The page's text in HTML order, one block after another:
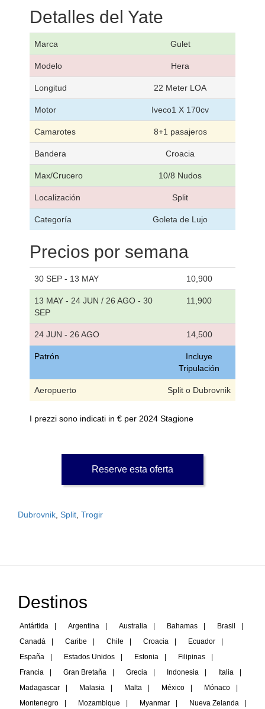
Detalles del Yate
Marca Gulet
Modelo Hera
Longitud 22 Meter LOA
Motor Iveco1 X 170cv
Camarotes 8+1 pasajeros
Bandera Croacia
Max/Crucero 10/8 Nudos
Localización Split
Categoría Goleta de Lujo
Precios por semana
30 SEP - 13 MAY 10,900
13 MAY - 24 JUN / 26 AGO - 30
SEP
11,900
24 JUN - 26 AGO 14,500
Patrón
Incluye
Tripulación
Aeropuerto Split o Dubrovnik
I prezzi sono indicati in € per 2024 Stagione
Reserve esta oferta
Dubrovnik Split Trogir
Destinos
Antártida | Argentina | Australia | Bahamas | Brasil
|
Canadá
| Caribe | Chile | Croacia | Ecuador
|
España
| Estados Unidos | Estonia | Filipinas
|
Francia
| Gran Bretaña | Grecia | Indonesia | Italia
|
Madagascar
| Malasia | Malta | México | Mónaco
|
Montenegro
| Mozambique | Myanmar | Nueva Zelanda
|